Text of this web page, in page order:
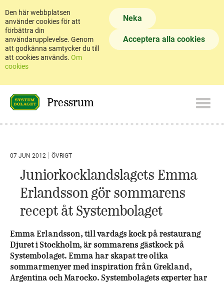
Den här webbplatsen
använder cookies för att
förbättra din
användarupplevelse. Genom
att godkänna samtycker du till
att cookies används. Om
cookies
Neka
Acceptera alla cookies
Pressrum
07 JUN 2012 ÖVRIGT
Juniorkocklandslagets Emma
Erlandsson gör sommarens
recept åt Systembolaget
Emma Erlandsson, till vardags kock på restaurang
Djuret i Stockholm, är sommarens gästkock på
Systembolaget. Emma har skapat tre olika
sommarmenyer med inspiration från Grekland,
Argentina och Marocko. Systembolagets experter har